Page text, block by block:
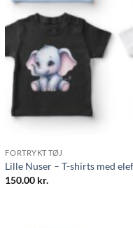
FORTRYKT TØJ
Lille Nuser – T-shirts med
150.00 kr.